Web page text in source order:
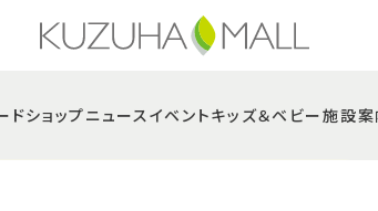
ドショップニュース イベントキッズ＆ベビー施設案